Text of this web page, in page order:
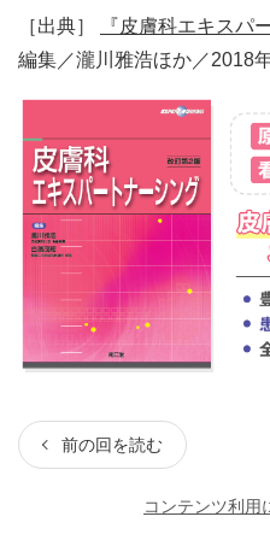
［出典］
『皮膚科エキスパ
編集／瀧川雅浩ほか／2018
前の回を読む
コンテンツ利用